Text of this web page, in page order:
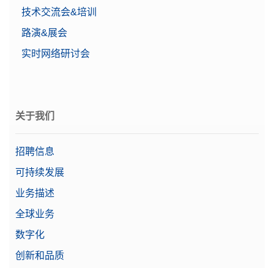
技术交流会&培训
路演&展会
实时网络研讨会
关于我们
招聘信息
可持续发展
业务描述
全球业务
数字化
创新和品质